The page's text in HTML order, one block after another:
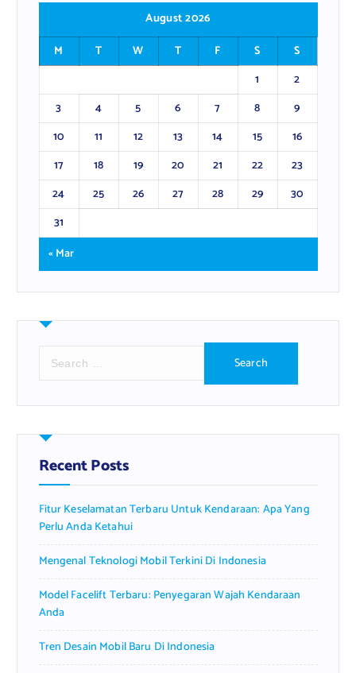
August 2026
M
T W T F S
S
1
2
3
4 5 6 7 8
9
10
11 12 13 14 15
16
17
18 19 20 21 22
23
24
25 26 27 28 29
30
31
« Mar
r
h
f
o
:
Recent Posts
Fitur Keselamatan Terbaru Untuk Kendaraan: Apa Yang
Perlu Anda Ketahui
Mengenal Teknologi Mobil Terkini Di Indonesia
Model Facelift Terbaru: Penyegaran Wajah Kendaraan
Anda
Tren Desain Mobil Baru Di Indonesia